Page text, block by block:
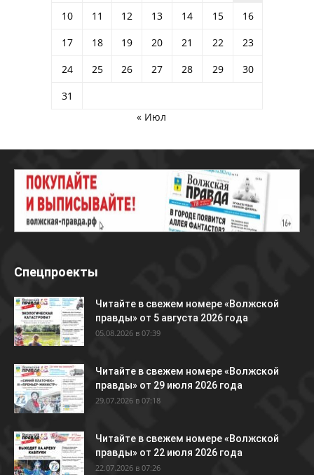
10
11 12 13 14 15
16
17
18 19 20 21 22
23
24
25 26 27 28 29
30
31
« Июл
Спецпроекты
Читайте в свежем номере «Волжской
правды» от 5 августа 2026 года
05.08.2026 в 07:39
Читайте в свежем номере «Волжской
правды» от 29 июля 2026 года
29.07.2026 в 07:18
Читайте в свежем номере «Волжской
правды» от 22 июля 2026 года
22.07.2026 в 07:26